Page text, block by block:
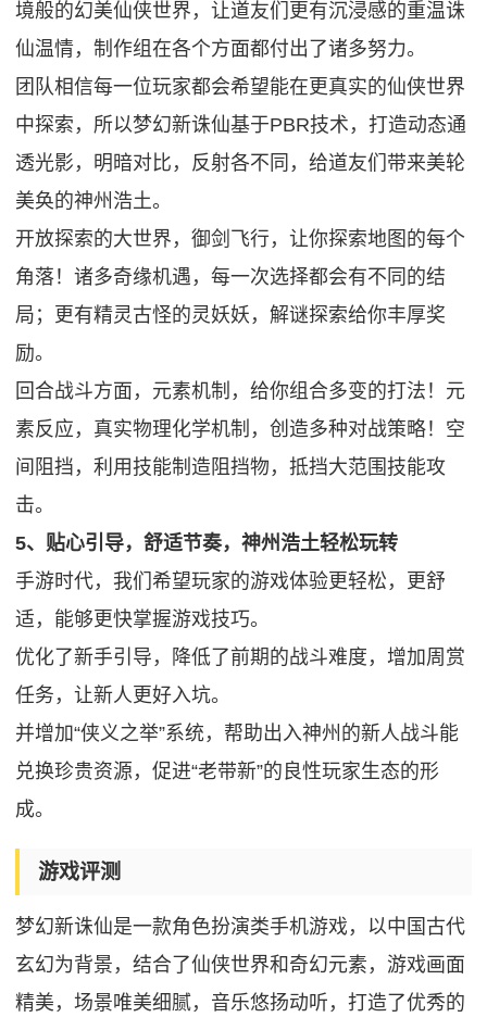
境般的幻美仙侠世界，让道友们更有沉浸感的重温诛
仙温情，制作组在各个方面都付出了诸多努力。
团队相信每一位玩家都会希望能在更真实的仙侠世界
中探索，所以梦幻新诛仙基于PBR技术，打造动态通
透光影，明暗对比，反射各不同，给道友们带来美轮
美奂的神州浩土。
开放探索的大世界，御剑飞行，让你探索地图的每个
角落！诸多奇缘机遇，每一次选择都会有不同的结
局；更有精灵古怪的灵妖妖，解谜探索给你丰厚奖
励。
回合战斗方面，元素机制，给你组合多变的打法！元
素反应，真实物理化学机制，创造多种对战策略！空
间阻挡，利用技能制造阻挡物，抵挡大范围技能攻
击。
5、贴心引导，舒适节奏，神州浩土轻松玩转
手游时代，我们希望玩家的游戏体验更轻松，更舒
适，能够更快掌握游戏技巧。
优化了新手引导，降低了前期的战斗难度，增加周赏
任务，让新人更好入坑。
并增加“侠义之举”系统，帮助出入神州的新人战斗能
兑换珍贵资源，促进“老带新”的良性玩家生态的形
成。
游戏评测
梦幻新诛仙是一款角色扮演类手机游戏，以中国古代
玄幻为背景，结合了仙侠世界和奇幻元素，游戏画面
精美，场景唯美细腻，音乐悠扬动听，打造了优秀的